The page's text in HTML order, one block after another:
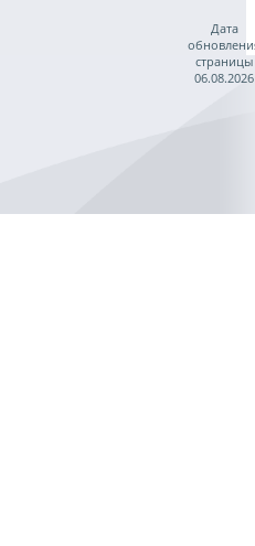
Дата
страницы
06.08.2026